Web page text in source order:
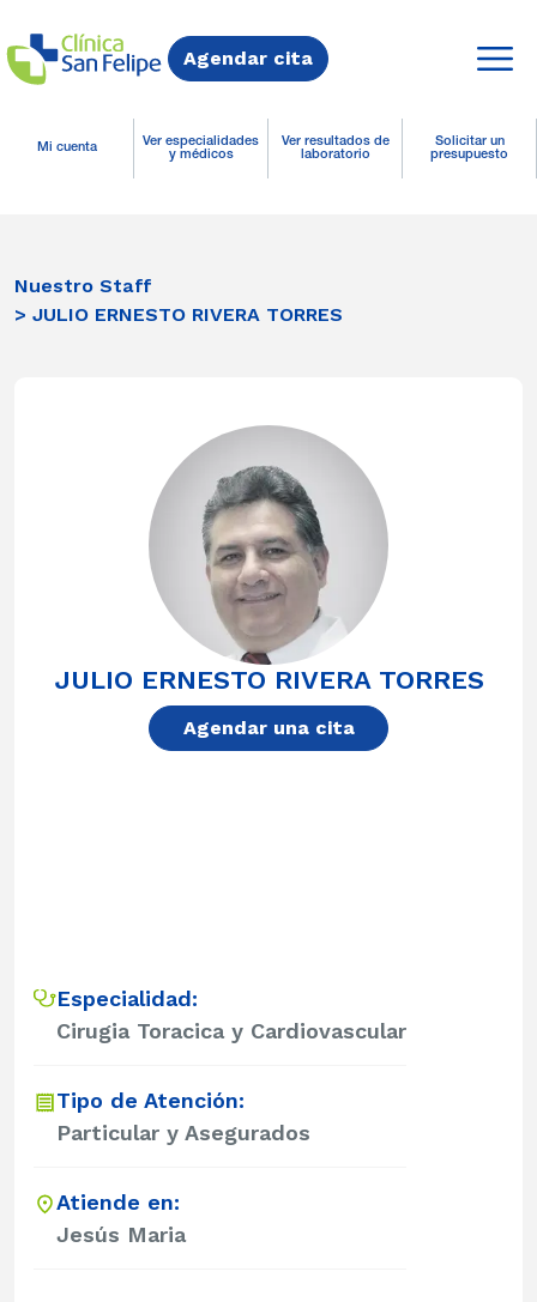
Agendar cita
Mi cuenta
Ver especialidades
y médicos
Ver resultados de
laboratorio
Solicitar un
presupuesto
Nuestro Staff
> JULIO ERNESTO RIVERA TORRES
JULIO ERNESTO RIVERA TORRES
Agendar una cita
Especialidad:
Cirugia Toracica y Cardiovascular
Tipo de Atención:
Particular y Asegurados
Atiende en:
Jesús Maria